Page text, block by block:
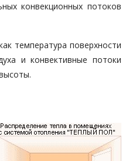
конвекционных потоков
температура поверхности
и конвективные потоки